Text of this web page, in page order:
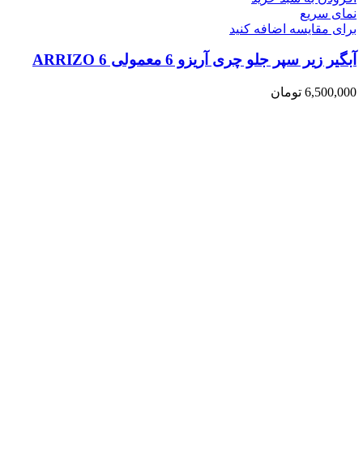
نمای سریع
برای مقایسه اضافه کنید
آبگیر زیر سپر جلو چری آریزو 6 معمولی ARRIZO 6
6,500,000 تومان